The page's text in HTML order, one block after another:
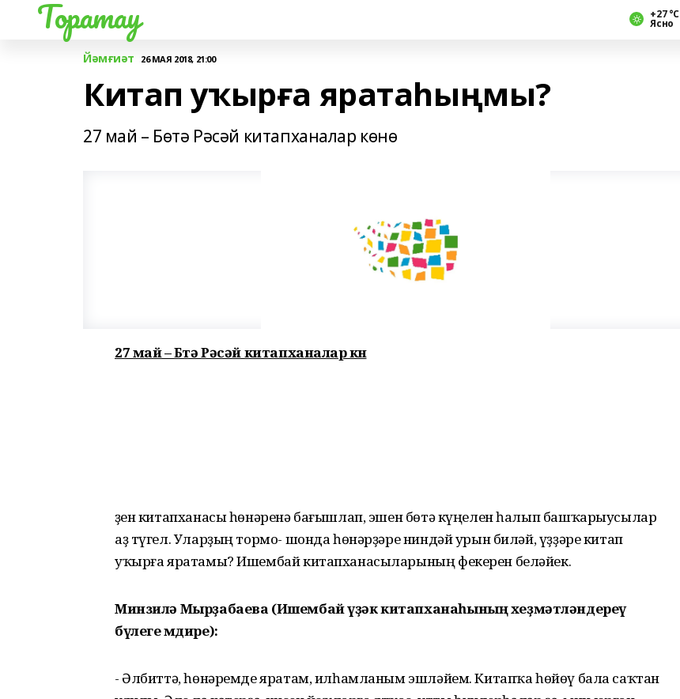
Торатау +27 °С
Ясно
Йәмғиәт 26 МАЯ 2018, 21:00
Китап уҡырға яратаһыңмы?
27 май – Бөтә Рәсәй китапханалар көнө
27 май – Бөтә Рәсәй китапханалар көнө
Үҙен китапханасы һөнәренә бағышлап, эшен бөтә күңелен һалып башҡарыусылар
аҙ түгел. Уларҙың тормо- шонда һөнәрҙәре ниндәй урын биләй, үҙҙәре китап
уҡырға яратамы? Ишембай китапханасыларының фекерен беләйек.
Минзилә Мырҙабаева (Ишембай үҙәк китапханаһының хеҙмәтләндереү
бүлеге мөдире):
- Әлбиттә, һөнәремде яратам, илһамланым эшләйем. Китапҡа һөйөү бала саҡтан